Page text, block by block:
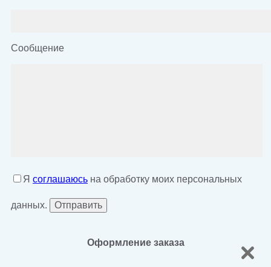
Сообщение
Я соглашаюсь на обработку моих персональных
данных.
Оформление заказа